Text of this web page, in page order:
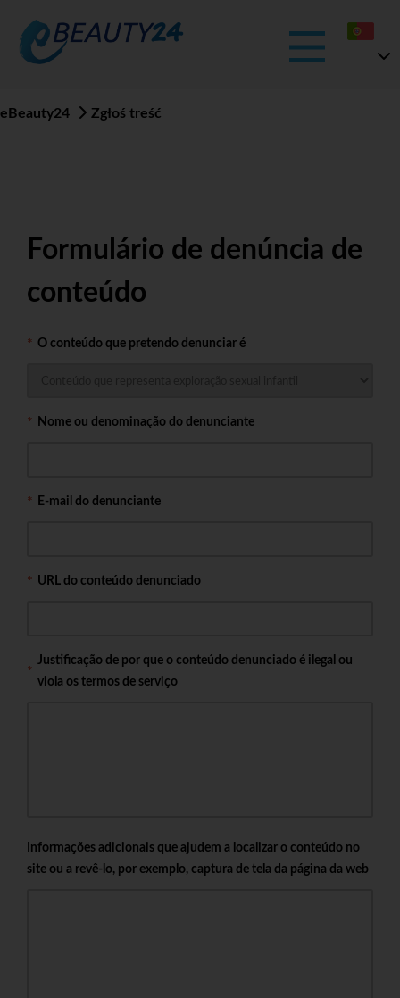
eBeauty24 Zgłoś treść
Formulário de denúncia de
conteúdo
O conteúdo que pretendo denunciar é
Nome ou denominação do denunciante
E-mail do denunciante
URL do conteúdo denunciado
Justificação de por que o conteúdo denunciado é ilegal ou
viola os termos de serviço
Informações adicionais que ajudem a localizar o conteúdo no
site ou a revê-lo, por exemplo, captura de tela da página da web